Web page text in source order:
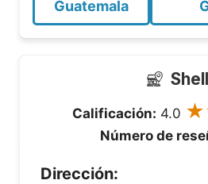
Guatemala
Shell
Calificación: 4.0
Número de
Dirección: